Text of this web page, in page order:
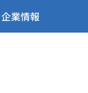
企業情報